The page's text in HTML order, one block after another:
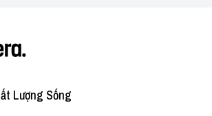
Lượng Sống